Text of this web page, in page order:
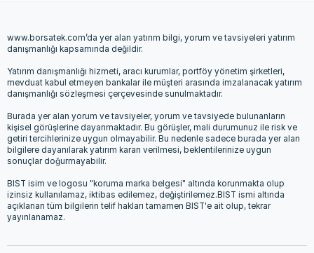
www.borsatek.com’da yer alan yatırım bilgi, yorum ve tavsiyeleri yatırım
danışmanlığı kapsamında değildir.
Yatırım danışmanlığı hizmeti, aracı kurumlar, portföy yönetim şirketleri,
mevduat kabul etmeyen bankalar ile müşteri arasında imzalanacak yatırım
danışmanlığı sözleşmesi çerçevesinde sunulmaktadır.
Burada yer alan yorum ve tavsiyeler, yorum ve tavsiyede bulunanların
kişisel görüşlerine dayanmaktadır. Bu görüşler, mali durumunuz ile risk ve
getiri tercihlerinize uygun olmayabilir. Bu nedenle sadece burada yer alan
bilgilere dayanılarak yatırım kararı verilmesi, beklentilerinize uygun
sonuçlar doğurmayabilir.
BIST isim ve logosu "koruma marka belgesi" altında korunmakta olup
izinsiz kullanılamaz, iktibas edilemez, değiştirilemez.BIST ismi altında
açıklanan tüm bilgilerin telif hakları tamamen BIST'e ait olup, tekrar
yayınlanamaz.